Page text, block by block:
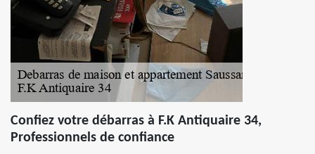
Confiez votre débarras à F.K Antiquaire 34,
Professionnels de confiance